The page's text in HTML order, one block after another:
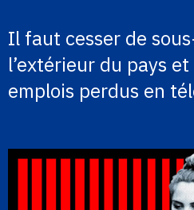
Il faut cesser de
l’extérieur du pays
emplois perdus en